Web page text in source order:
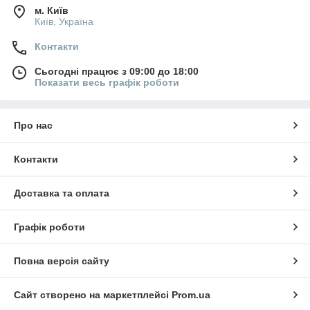
м. Київ
Київ, Україна
Контакти
Сьогодні працює з 09:00 до 18:00
Показати весь графік роботи
Про нас
Контакти
Доставка та оплата
Графік роботи
Повна версія сайту
Сайт створено на маркетплейсі Prom.ua